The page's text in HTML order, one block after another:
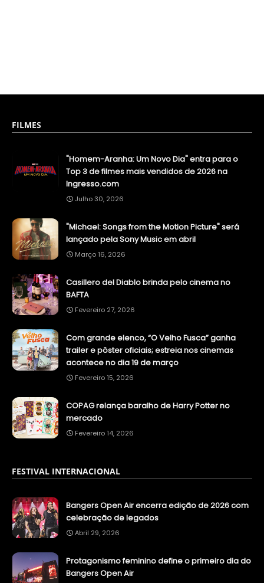
FILMES
"Homem-Aranha: Um Novo Dia" entra para o
Top 3 de filmes mais vendidos de 2026 na
Ingresso.com
Julho 30, 2026
"Michael: Songs from the Motion Picture" será
lançado pela Sony Music em abril
Março 16, 2026
Casillero del Diablo brinda pelo cinema no
BAFTA
Fevereiro 27, 2026
Com grande elenco, “O Velho Fusca” ganha
trailer e pôster oficiais; estreia nos cinemas
acontece no dia 19 de março
Fevereiro 15, 2026
COPAG relança baralho de Harry Potter no
mercado
Fevereiro 14, 2026
FESTIVAL INTERNACIONAL
Bangers Open Air encerra edição de 2026 com
celebração de legados
Abril 29, 2026
Protagonismo feminino define o primeiro dia do
Bangers Open Air